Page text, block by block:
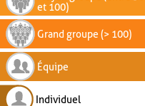
et 100)
Grand groupe (> 100)
Équipe
Individuel